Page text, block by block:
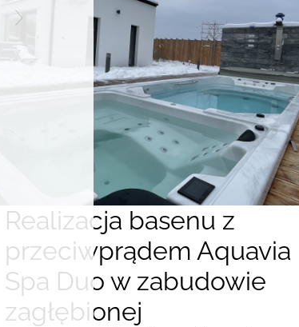
Realizacja basenu z
przeciwprądem Aquavia
Spa Duo w zabudowie
zagłębionej